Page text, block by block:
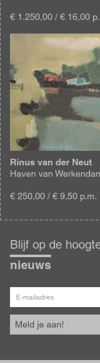
€ 1.250,00 / € 16,00
Afbeelding
Rinus van der Neut
Haven van
€ 250,00 / € 9,50 p.m.
op
de
hoogte
Blijf op de
nieuws
mailadres
Meld je aan!